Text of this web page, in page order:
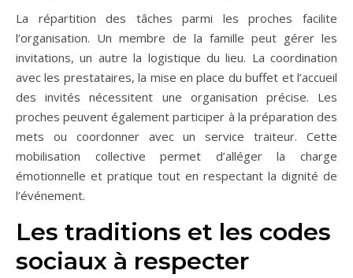
La répartition des tâches parmi les proches facilite
l’organisation. Un membre de la famille peut gérer les
invitations, un autre la logistique du lieu. La coordination
avec les prestataires, la mise en place du buffet et l’accueil
des invités nécessitent une organisation précise. Les
proches peuvent également participer à la préparation des
mets ou coordonner avec un service traiteur. Cette
mobilisation collective permet d’alléger la charge
émotionnelle et pratique tout en respectant la dignité de
l’événement.
Les traditions et les codes
sociaux à respecter